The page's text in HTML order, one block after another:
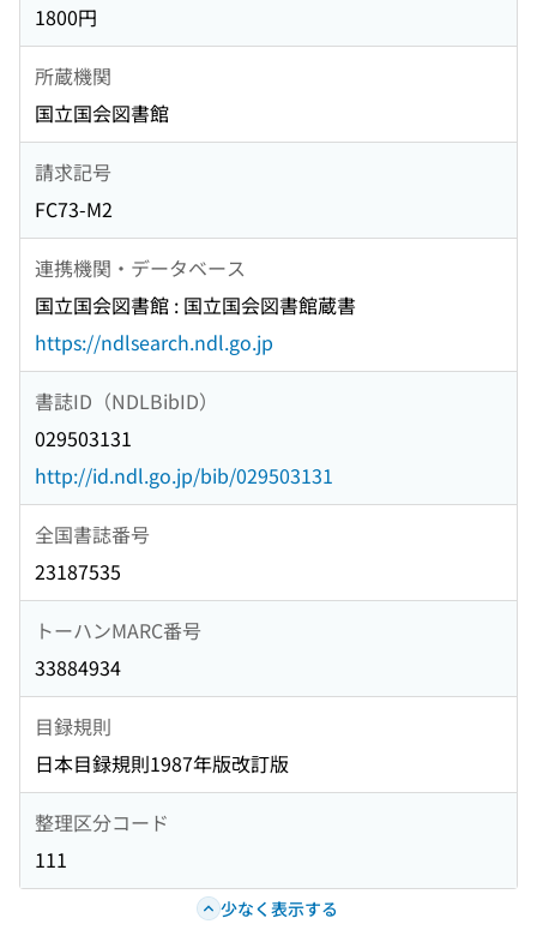
1800円
所蔵機関
国立国会図書館
請求記号
FC73-M2
連携機関・データベース
国立国会図書館 : 国立国会図書館蔵書
https://ndlsearch.ndl.go.jp
書誌ID（NDLBibID）
029503131
http://id.ndl.go.jp/bib/029503131
全国書誌番号
23187535
トーハンMARC番号
33884934
目録規則
日本目録規則1987年版改訂版
整理区分コード
111
少なく表示する